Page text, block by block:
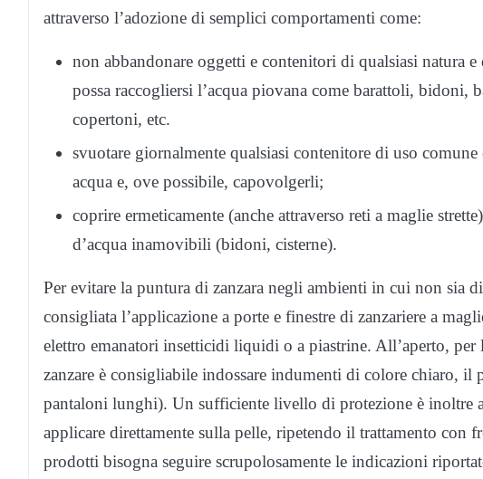
attraverso l’adozione di semplici comportamenti come:
non abbandonare oggetti e contenitori di qualsiasi natura
possa raccogliersi l’acqua piovana come barattoli, bidoni,
copertoni, etc.
svuotare giornalmente qualsiasi contenitore di uso comune
acqua e, ove possibile, capovolgerli;
coprire ermeticamente (anche attraverso reti a maglie
d’acqua inamovibili (bidoni, cisterne).
Per evitare la puntura di zanzara negli ambienti in cui non sia
consigliata l’applicazione a porte e finestre di zanzariere a
elettro emanatori insetticidi liquidi o a piastrine. All’aperto,
zanzare è consigliabile indossare indumenti di colore chiaro,
pantaloni lunghi). Un sufficiente livello di protezione è inoltre
applicare direttamente sulla pelle, ripetendo il trattamento con
prodotti bisogna seguire scrupolosamente le indicazioni